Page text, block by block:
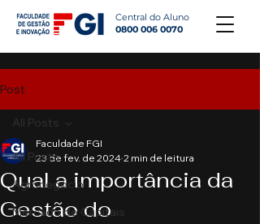
Central do Aluno
0800 006 0070
Post
All Posts
Agronegócio
Mercado de Capitais
All Posts
Qual a importância da
Gestão do
Faculdade FGI
23 de fev. de 2024 2 min de leitura